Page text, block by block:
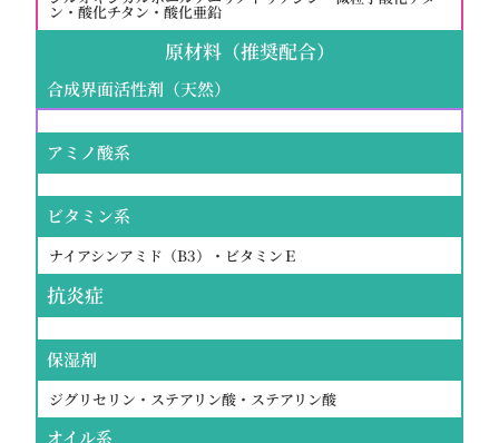
ン・酸化チタン・酸化亜鉛
原材料（推奨配合）
合成界面活性剤（天然）
アミノ酸系
ビタミン系
ナイアシンアミド（B3）・ビタミンＥ
抗炎症
保湿剤
ジグリセリン・ステアリン酸・ステアリン酸
オイル系